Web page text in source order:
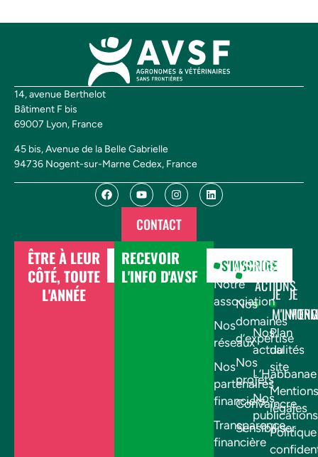
14, avenue Berthelot
Bâtiment F bis
69007 Lyon, France
45 bis, Avenue de la Belle Gabrielle
94736 Nogent-sur-Marne Cedex, France
CONTACT
ÊTRE À LEUR
CÔTÉ, TOUTE
L'ANNÉE
DONNER
RECEVOIR
L'INFO D'AVSF
S'INSCRIRE
AVSF
Notre
association
Nos
réseaux
Nos
partenaires
financiers
Transparence
financière
NOS
ACTIONS
Nos
domaines
d’expertise
Nos
projets
Convaincre
Sensibiliser
JE
Nos
actualités
L’Habbanae
Nos
publications
JE
Plan
du
site
Mentions
légales